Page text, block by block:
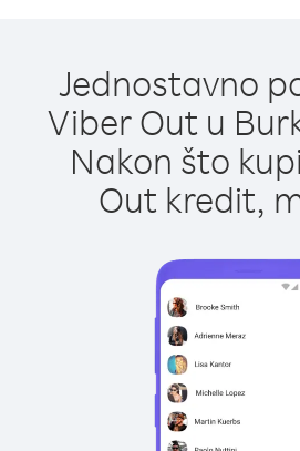
Jednostavno
Viber Out u
Nakon što
Out kredit,